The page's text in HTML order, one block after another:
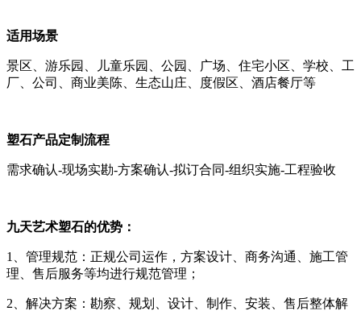
适用场景
景区、游乐园、儿童乐园、公园、广场、住宅小区、学校、工
厂、公司、商业美陈、生态山庄、度假区、酒店餐厅等
塑石产品定制流程
需求确认-现场实勘-方案确认-拟订合同-组织实施-工程验收
九天艺术塑石的优势：
1、管理规范：正规公司运作，方案设计、商务沟通、施工管
理、售后服务等均进行规范管理；
2、解决方案：勘察、规划、设计、制作、安装、售后整体解